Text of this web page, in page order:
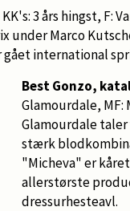
3 års hingst, F:
under Marco
international
Best Gonzo,
Glamourdale,
Glamourdale taler
stærk
"Micheva" er
allerstørste
dressurhesteavl.